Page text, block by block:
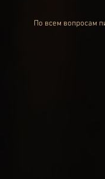
По всем вопросам